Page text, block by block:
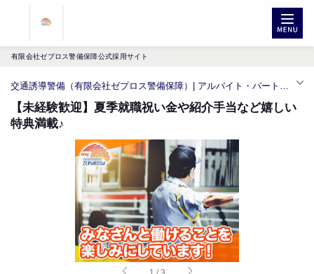
有限会社ゼプロス警備保障公式採用サイト
交通誘導警備（有限会社ゼプロス警備保障）| アルバイト・パート求人（六丁の目駅）
【未経験歓迎】夏季就職祝い金や紹介手当など嬉しい
特典満載♪